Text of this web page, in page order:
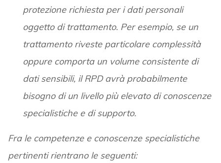
protezione richiesta per i dati personali
oggetto di trattamento. Per esempio, se un
trattamento riveste particolare complessità
oppure comporta un volume consistente di
dati sensibili, il RPD avrà probabilmente
bisogno di un livello più elevato di conoscenze
specialistiche e di supporto.
Fra le competenze e conoscenze specialistiche
pertinenti rientrano le seguenti: